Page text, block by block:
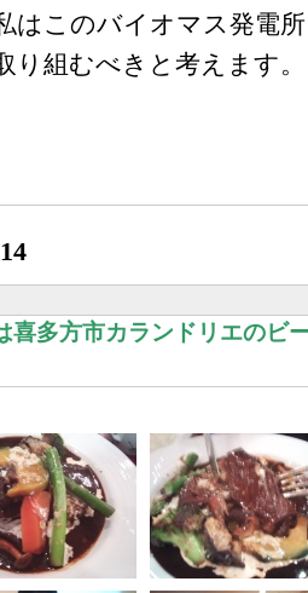
はこのバイオマス発電
り組むべきと考えます
喜多方市カランドリエのビ